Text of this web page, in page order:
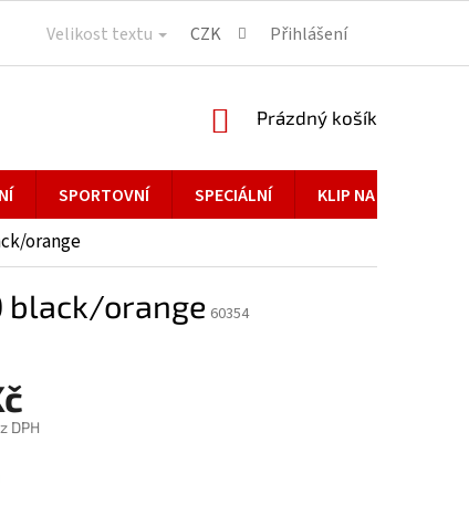
Velikost textu CZK Přihlášení
NÁKUPNÍ
Prázdný košík
SPORTOVNÍ SPECIÁLNÍ KLIP NA BRÝLE
orange
black/orange 60354
DPH